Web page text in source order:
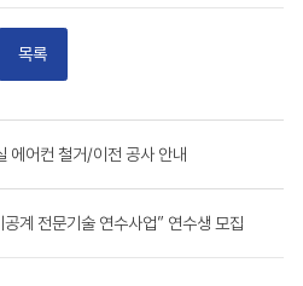
목록
에어컨 철거/이전 공사 안내
계 전문기술 연수사업” 연수생 모집